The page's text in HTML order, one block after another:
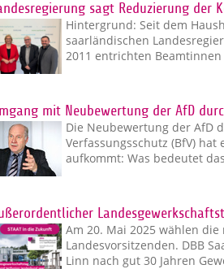
sagt Reduzierung der
Hintergrund: Seit dem
saarländischen
2011 entrichten
mit Neubewertung der AfD
Die Neubewertung der AfD
Verfassungsschutz (BfV)
aufkommt: Was bedeutet
Am 20. Mai 2025 wählen
Landesvorsitzenden. DBB
Linn nach gut 30 Jahren